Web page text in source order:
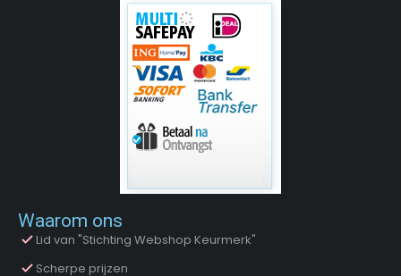
Waarom ons
Lid van "Stichting Webshop Keurmerk"
Scherpe prijzen